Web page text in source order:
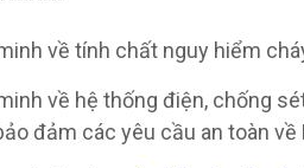
về tính chất nguy hiểm
về hệ thống điện, chống
đảm các yêu cầu an toàn về